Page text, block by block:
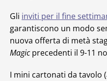
Gli inviti per il fine
garantiscono un modo
nuova offerta di metà
Magicprecedenti il 9-11
I mini cartonati da tavolo